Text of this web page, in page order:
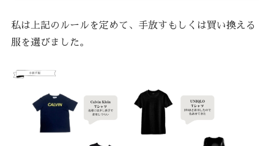
私は上記のルールを定めて、手放すもしくは買い換える
服を選びました。